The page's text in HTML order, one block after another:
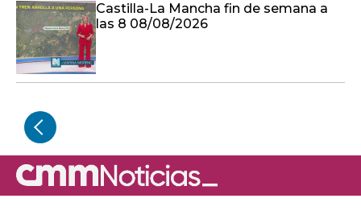
Castilla-La Mancha fin de semana a
las 8 08/08/2026